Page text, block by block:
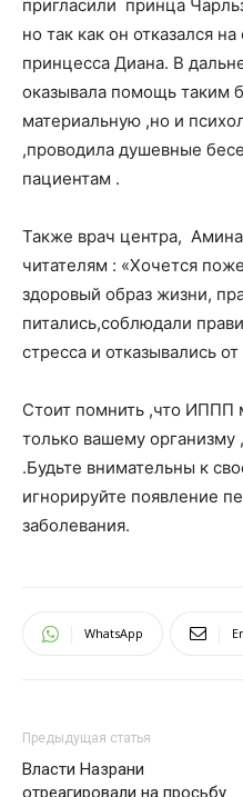
пригласили принца
но так как он отказался
принцесса Диана. В
оказывала помощь таким
материальную ,но и
,проводила душевные
пациентам .
Также врач центра,
читателям : «Хочется
здоровый образ жизни,
питались,соблюдали
стресса и отказывались
Стоит помнить ,что ИППП
только вашему
.Будьте внимательны к
игнорируйте появление
заболевания.
WhatsApp
Предыдущая статья
Власти Назрани
отреагировали на просьбу